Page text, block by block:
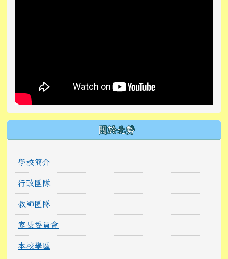
關於北勢
學校簡介
行政團隊
教師團隊
家長委員會
本校學區